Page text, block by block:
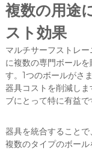
複数の用途
スト効果
マルチサーフストレ
に複数の専門ボール
す。1つのボールがさ
器具コストを削減し
ブにとって特に有益で
器具を統合することで
複数のタイプのボー